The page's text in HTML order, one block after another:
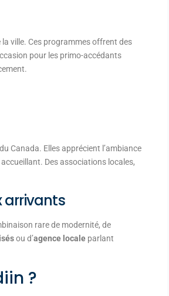
ville. Ces programmes offrent des
pour les primo-accédants
Canada. Elles apprécient l’ambiance
Des associations locales,
arrivants
rare de modernité, de
ou d’agence locale parlant
?